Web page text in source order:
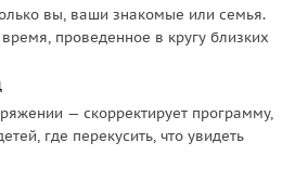
вы, ваши знакомые или семья.
проведенное в кругу близких
— скорректирует программу,
где перекусить, что увидеть